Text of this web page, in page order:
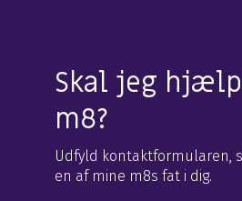
Skal jeg
m8?
Udfyld kontaktformularen,
en af mine m8s fat i dig.